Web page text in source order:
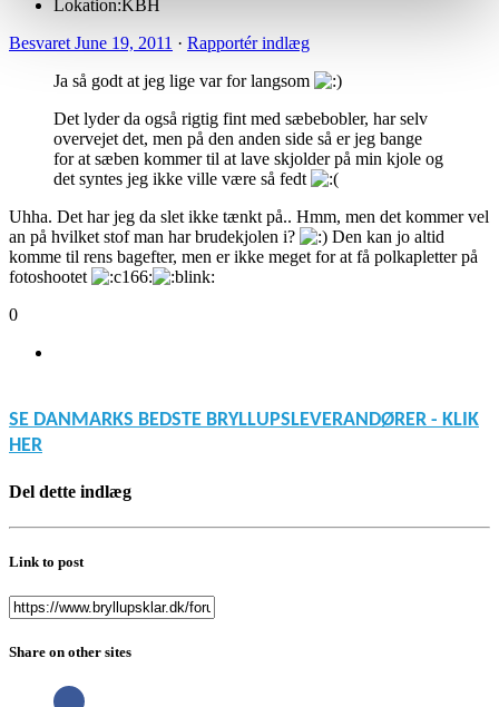
Lokation:KBH
Besvaret June 19, 2011 · Rapportér indlæg
Ja så godt at jeg lige var for langsom
Det lyder da også rigtig fint med sæbebobler, har selv
overvejet det, men på den anden side så er jeg bange
for at sæben kommer til at lave skjolder på min kjole og
det syntes jeg ikke ville være så fedt
Uhha. Det har jeg da slet ikke tænkt på.. Hmm, men det kommer vel
an på hvilket stof man har brudekjolen i?
Den kan jo altid
komme til rens bagefter, men er ikke meget for at få polkapletter på
fotoshootet
0
SE DANMARKS BEDSTE BRYLLUPSLEVERANDØRER - KLIK
HER
Del dette indlæg
Link to post
Share on other sites